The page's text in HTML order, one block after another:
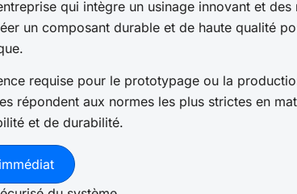
qui intègre un usinage innovant et des
un composant durable et de haute qualité
requise pour le prototypage ou la
répondent aux normes les plus strictes en
et de durabilité.